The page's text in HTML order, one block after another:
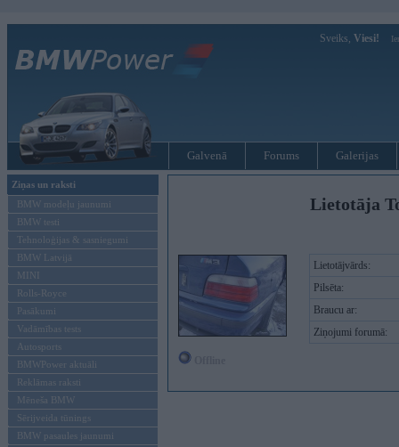
Sveiks, Viesi!
Galvenā Forums Galerijas
Ziņas un raksti
BMW modeļu jaunumi
BMW testi
Tehnoloģijas & sasniegumi
BMW Latvijā
MINI
Rolls-Royce
Pasākumi
Vadāmības tests
Autosports
BMWPower aktuāli
Reklāmas raksti
Mēneša BMW
Sērijveida tūnings
BMW pasaules jaunumi
Lietotāja
Lietotājvārds:
Pilsēta:
Braucu ar:
Ziņojumi forumā: